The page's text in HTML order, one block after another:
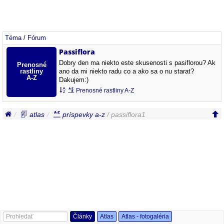
Téma/ Fórum
Passiflora
Dobry den ma niekto este skusenosti s pasiflorou? Ak
ano da mi niekto radu co a ako sa o nu starat?
Dakujem:)
Prenosné rastliny A-Z
atlas príspevky a-z / passiflora1
Články Atlas Atlas - fotogaléria